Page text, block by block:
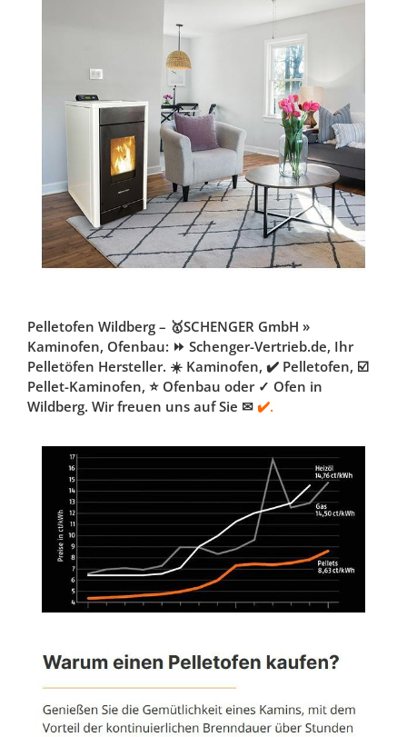
Pelletofen Wildberg – 🥇SCHENGER GmbH »
Kaminofen, Ofenbau: ⏩ Schenger-Vertrieb.de, Ihr
Pelletöfen Hersteller. ☀️ Kaminofen, ✔️ Pelletofen, ☑️
Pellet-Kaminofen, ⭐ Ofenbau oder ✓ Ofen in
Wildberg. Wir freuen uns auf Sie ✉ ✔️.